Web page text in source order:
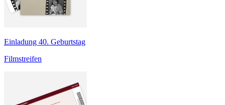
Einladung 40. Geburtstag
Filmstreifen